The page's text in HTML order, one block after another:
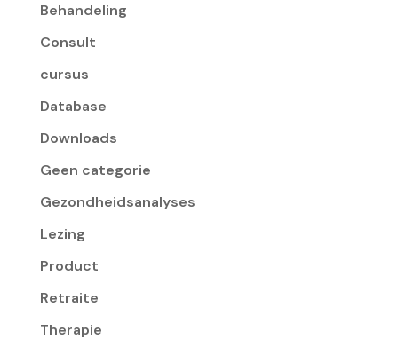
Behandeling
Consult
cursus
Database
Downloads
Geen categorie
Gezondheidsanalyses
Lezing
Product
Retraite
Therapie